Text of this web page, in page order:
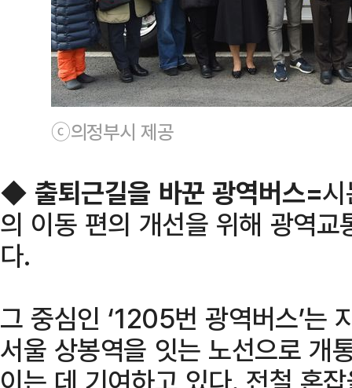
ⓒ의정부시 제공
◆ 출퇴근길을 바꾼 광역버스=
의 이동 편의 개선을 위해 광역
다.
그 중심인 ‘1205번 광역버스’는
서울 상봉역을 잇는 노선으로 개
이는 데 기여하고 있다. 전철 혼